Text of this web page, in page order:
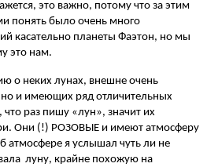
это важно, потому что за этим
понять было очень много
касательно планеты Фаэтон, но мы
это нам.
о неких лунах, внешне очень
и имеющих ряд отличительных
раз пишу «лун», значит их
Они (!) РОЗОВЫЕ и имеют атмосферу
я услышал чуть ли не
луну, крайне похожую на